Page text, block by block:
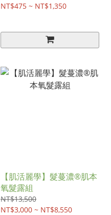
NT$475 ~ NT$1,350
【肌活麗學】髮蔓濃®肌本
氧髮露組
NT$13,500
NT$3,000 ~ NT$8,550